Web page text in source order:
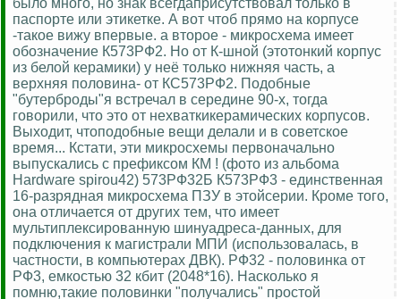
было много, но знак всегдаприсутствовал только в
паспорте или этикетке. А вот чтоб прямо на корпусе
-такое вижу впервые. а второе - микросхема имеет
обозначение К573РФ2. Но от К-шной (этотонкий корпус
из белой керамики) у неё только нижняя часть, а
верхняя половина- от КС573РФ2. Подобные
"бутерброды"я встречал в середине 90-х, тогда
говорили, что это от нехваткикерамических корпусов.
Выходит, чтоподобные вещи делали и в советское
время... Кстати, эти микросхемы первоначально
выпускались с префиксом КМ ! (фото из альбома
Hardware spirou42) 573РФ32Б К573РФ3 - единственная
16-разрядная микросхема ПЗУ в этойсерии. Кроме того,
она отличается от других тем, что имеет
мультиплексированную шинуадреса-данных, для
подключения к магистрали МПИ (использовалась, в
частности, в компьютерах ДВК). РФ32 - половинка от
РФ3, емкостью 32 кбит (2048*16). Насколько я
помню,такие половинки "получались" простой